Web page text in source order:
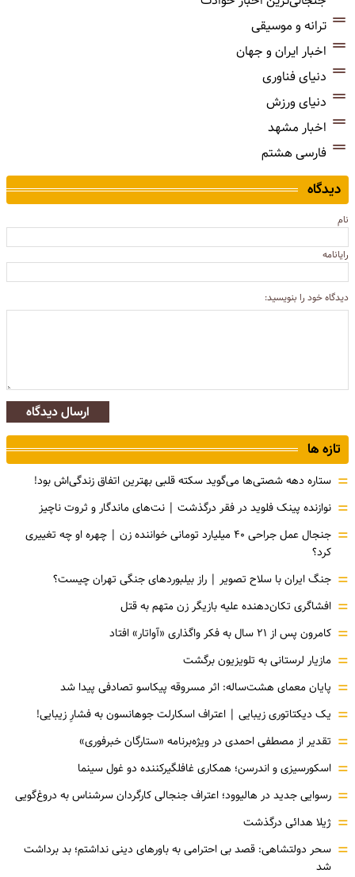
ترانه و موسیقی
اخبار ایران و جهان
دنیای فناوری
دنیای ورزش
اخبار مشهد
فارسی هشتم
دیدگاه
نام
رایانامه
دیدگاه خود را بنویسید:
ارسال دیدگاه
تازه ها
= ستاره دهه شصتی‌ها می‌گوید سکته قلبی بهترین اتفاق زندگی‌اش بود!
= نوازنده پینک فلوید در فقر درگذشت | نت‌های ماندگار و ثروت ناچیز
=
جنجال عمل جراحی ۴۰ میلیارد تومانی خواننده زن | چهره او چه تغییری
کرد؟
= جنگ ایران با سلاح تصویر | راز بیلبوردهای جنگی تهران چیست؟
= افشاگری‌ تکان‌دهنده علیه بازیگر زن متهم به قتل
= کامرون پس از ۲۱ سال به فکر واگذاری «آواتار» افتاد
= مازیار لرستانی به تلویزیون برگشت
= پایان معمای هشت‌ساله: اثر مسروقه پیکاسو تصادفی پیدا شد
= یک دیکتاتوری زیبایی | اعتراف اسکارلت جوهانسون به فشارِ زیبایی!
= تقدیر از مصطفی احمدی در ویژه‌برنامه «ستارگان خبرفوری»
= اسکورسیزی و اندرسن؛ همکاری غافلگیرکننده دو غول سینما
= رسوایی جدید در هالیوود؛ اعتراف جنجالی کارگردان سرشناس به دروغ‌گویی
= ژیلا هدائی درگذشت
= سحر دولتشاهی: قصد بی احترامی به باورهای دینی نداشتم؛ بد برداشت
شد